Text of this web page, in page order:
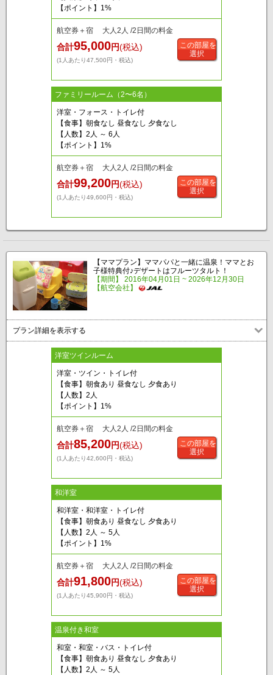
【ポイント】1%
航空券＋宿 大人2人 /2日間の料金
合計95,000円(税込)
(1人あたり47,500円・税込)
この部屋を
選択
ファミリールーム（2〜6名）
洋室・フォース・トイレ付
【食事】朝食なし 昼食なし 夕食なし
【人数】2人 ～ 6人
【ポイント】1%
航空券＋宿 大人2人 /2日間の料金
合計99,200円(税込)
(1人あたり49,600円・税込)
この部屋を
選択
【ママプラン】ママパパと一緒に温泉！ママとお
子様特典付♪デザートはフルーツタルト！
【期間】 2016年04月01日 ~ 2026年12月30日
【航空会社】
プラン詳細を表示する
洋室ツインルーム
洋室・ツイン・トイレ付
【食事】朝食あり 昼食なし 夕食あり
【人数】2人
【ポイント】1%
航空券＋宿 大人2人 /2日間の料金
合計85,200円(税込)
(1人あたり42,600円・税込)
この部屋を
選択
和洋室
和洋室・和洋室・トイレ付
【食事】朝食あり 昼食なし 夕食あり
【人数】2人 ～ 5人
【ポイント】1%
航空券＋宿 大人2人 /2日間の料金
合計91,800円(税込)
(1人あたり45,900円・税込)
この部屋を
選択
温泉付き和室
和室・和室・バス・トイレ付
【食事】朝食あり 昼食なし 夕食あり
【人数】2人 ～ 5人